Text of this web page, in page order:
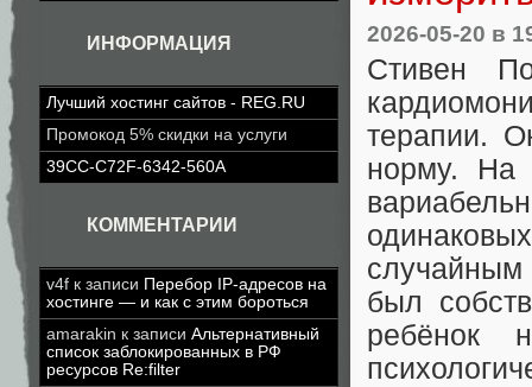
ИНФОРМАЦИЯ
Лучший хостинг сайтов - REG.RU
Промокод 5% скидки на услуги
39CC-C72F-6342-560A
КОММЕНТАРИИ
v4f к записи Перебор IP-адресов на
хостинге — и как с этим бороться
amarakin к записи Альтернативный
список заблокированных в РФ
ресурсов Re:filter
2026-05-20 в
Стивен
терапии.
норму. На
был
ребёнок